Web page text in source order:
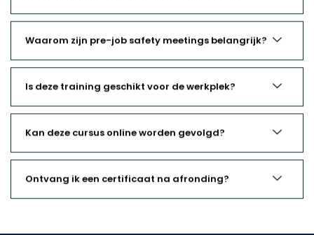
Waarom zijn pre-job safety meetings belangrijk?
Is deze training geschikt voor de werkplek?
Kan deze cursus online worden gevolgd?
Ontvang ik een certificaat na afronding?